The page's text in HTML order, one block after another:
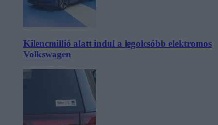
Kilencmillió alatt indul a legolcsóbb elektromos
Volkswagen